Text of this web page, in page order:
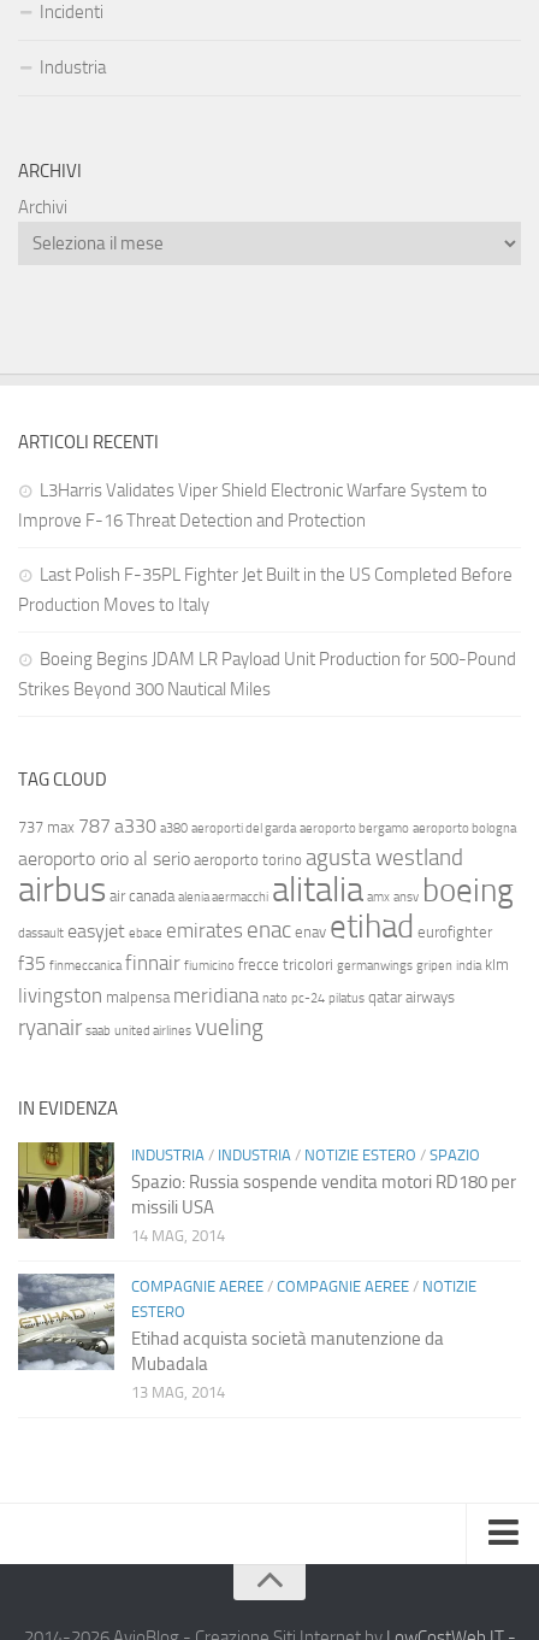
Incidenti
Industria
ARCHIVI
Archivi
ARTICOLI RECENTI
L3Harris Validates Viper Shield Electronic Warfare System to
Improve F-16 Threat Detection and Protection
Last Polish F-35PL Fighter Jet Built in the US Completed Before
Production Moves to Italy
Boeing Begins JDAM LR Payload Unit Production for 500-Pound
Strikes Beyond 300 Nautical Miles
TAG CLOUD
737 max 787 a330 a380 aeroporti del garda aeroporto bergamo aeroporto bologna
aeroporto orio al serio aeroporto torino agusta westland
airbus air canada alenia aermacchi alitalia amx ansv boeing
dassault easyjet ebace emirates enac enav etihad eurofighter
f35 finmeccanica finnair fiumicino frecce tricolori germanwings gripen india klm
livingston malpensa meridiana nato pc-24 pilatus qatar airways
ryanair saab united airlines vueling
IN EVIDENZA
INDUSTRIA / INDUSTRIA / NOTIZIE ESTERO / SPAZIO
Spazio: Russia sospende vendita motori RD180 per
missili USA
14 MAG, 2014
COMPAGNIE AEREE / COMPAGNIE AEREE / NOTIZIE
ESTERO
Etihad acquista società manutenzione da
Mubadala
13 MAG, 2014
Chi Siamo